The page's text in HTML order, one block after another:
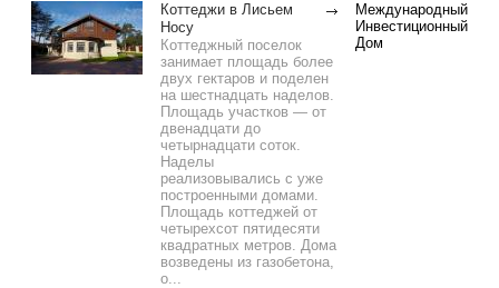
Коттеджи в Лисьем
Носу
Коттеджный поселок
занимает площадь более
двух гектаров и поделен
на шестнадцать наделов.
Площадь участков — от
двенадцати до
четырнадцати соток.
Наделы
реализовывались с уже
построенными домами.
Площадь коттеджей от
четырехсот пятидесяти
квадратных метров. Дома
возведены из газобетона,
о...
Международный
Инвестиционный
Дом